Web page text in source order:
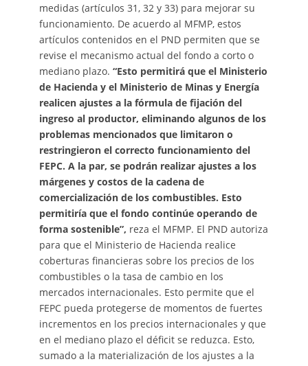
medidas (artículos 31, 32 y 33) para mejorar su
funcionamiento. De acuerdo al MFMP, estos
artículos contenidos en el PND permiten que se
revise el mecanismo actual del fondo a corto o
mediano plazo. “Esto permitirá que el Ministerio
de Hacienda y el Ministerio de Minas y Energía
realicen ajustes a la fórmula de fijación del
ingreso al productor, eliminando algunos de los
problemas mencionados que limitaron o
restringieron el correcto funcionamiento del
FEPC. A la par, se podrán realizar ajustes a los
márgenes y costos de la cadena de
comercialización de los combustibles. Esto
permitiría que el fondo continúe operando de
forma sostenible”, reza el MFMP. El PND autoriza
para que el Ministerio de Hacienda realice
coberturas financieras sobre los precios de los
combustibles o la tasa de cambio en los
mercados internacionales. Esto permite que el
FEPC pueda protegerse de momentos de fuertes
incrementos en los precios internacionales y que
en el mediano plazo el déficit se reduzca. Esto,
sumado a la materialización de los ajustes a la